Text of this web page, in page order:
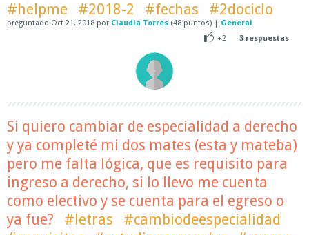
#helpme
#2018-2 #fechas #2dociclo
preguntado Oct 21, 2018 por Claudia Torres (48 puntos) | General
+2
3 respuestas
Si quiero cambiar de especialidad a derecho
y ya completé mi dos mates (esta y mateba)
pero me falta lógica, que es requisito para
ingreso a derecho, si lo llevo me cuenta
como electivo y se cuenta para el egreso o
ya fue?
#letras
#cambiodeespecialidad